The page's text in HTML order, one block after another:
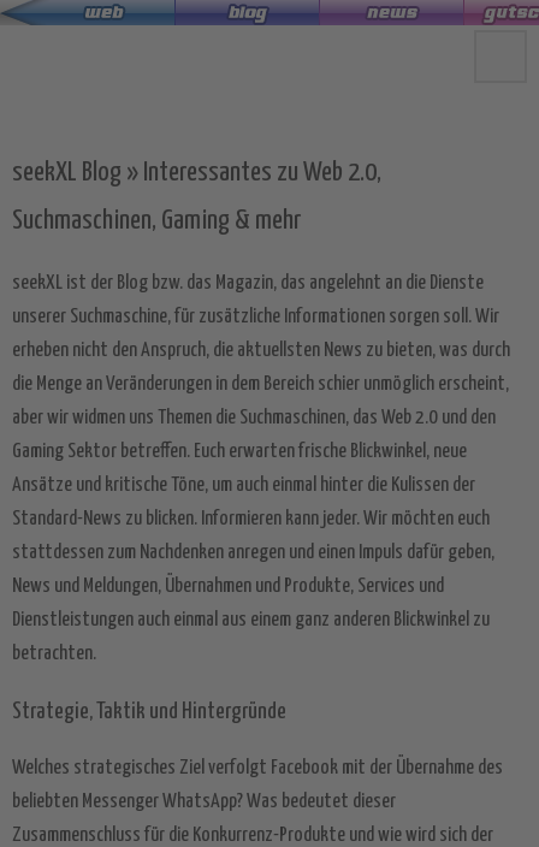
Zum
seekXL Blog » Interessantes zu Web 2.0,
Suchmaschinen, Gaming & mehr
seekXL ist der Blog bzw. das Magazin, das angelehnt an die Dienste
unserer Suchmaschine, für zusätzliche Informationen sorgen soll. Wir
erheben nicht den Anspruch, die aktuellsten News zu bieten, was durch
die Menge an Veränderungen in dem Bereich schier unmöglich erscheint,
aber wir widmen uns Themen die Suchmaschinen, das Web 2.0 und den
Gaming Sektor betreffen. Euch erwarten frische Blickwinkel, neue
Ansätze und kritische Töne, um auch einmal hinter die Kulissen der
Standard-News zu blicken. Informieren kann jeder. Wir möchten euch
stattdessen zum Nachdenken anregen und einen Impuls dafür geben,
News und Meldungen, Übernahmen und Produkte, Services und
Dienstleistungen auch einmal aus einem ganz anderen Blickwinkel zu
betrachten.
Strategie, Taktik und Hintergründe
Welches strategisches Ziel verfolgt Facebook mit der Übernahme des
beliebten Messenger WhatsApp? Was bedeutet dieser
Zusammenschluss für die Konkurrenz-Produkte und wie wird sich der